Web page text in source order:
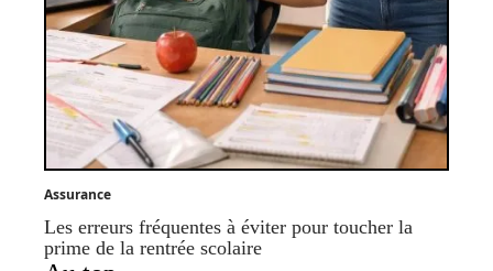
Assurance
Les erreurs fréquentes à éviter pour toucher la
prime de la rentrée scolaire